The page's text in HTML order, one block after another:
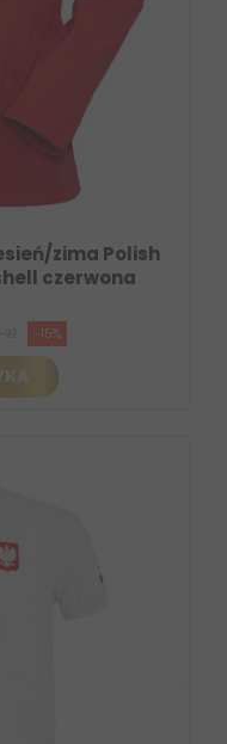
zima Polish
czerwona
-15%